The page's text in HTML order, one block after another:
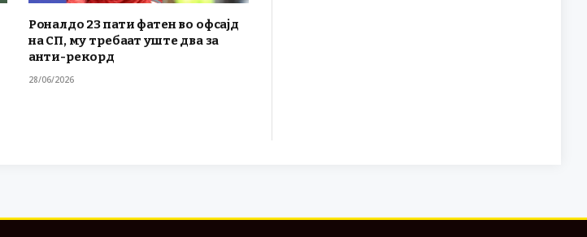
Роналдо 23 пати фатен во офсајд
на СП, му требаат уште два за
анти-рекорд
28/06/2026